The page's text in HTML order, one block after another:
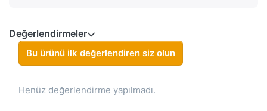
Değerlendirmeler
Bu ürünü ilk değerlendiren siz olun
Henüz değerlendirme yapılmadı.